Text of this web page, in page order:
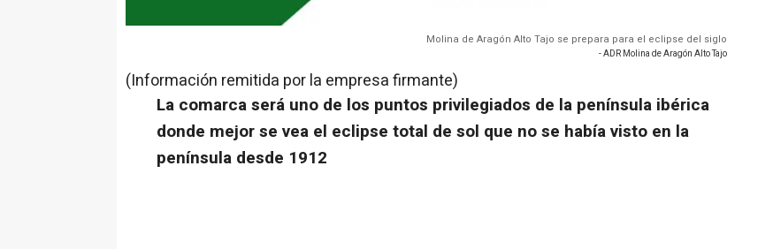
Molina de Aragón Alto Tajo se prepara para el eclipse del siglo
- ADR Molina de Aragón Alto Tajo
(Información remitida por la empresa firmante)
La comarca será uno de los puntos privilegiados de la península ibérica
donde mejor se vea el eclipse total de sol que no se había visto en la
península desde 1912